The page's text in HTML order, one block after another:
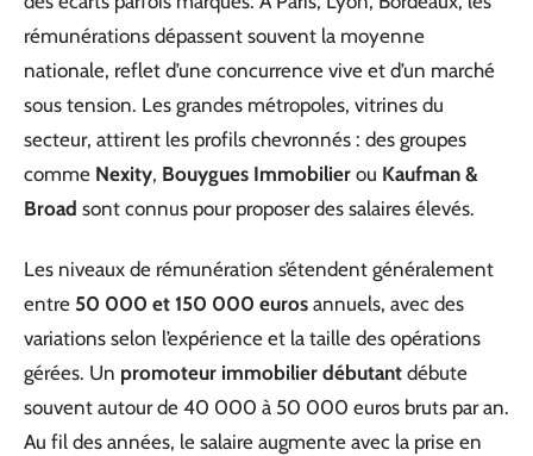
rémunérations dépassent souvent la moyenne
nationale, reflet d’une concurrence vive et d’un marché
sous tension. Les grandes métropoles, vitrines du
secteur, attirent les profils chevronnés : des groupes
comme Nexity, Bouygues Immobilier ou Kaufman &
Broad sont connus pour proposer des salaires élevés.
Les niveaux de rémunération s’étendent généralement
entre 50 000 et 150 000 euros annuels, avec des
variations selon l’expérience et la taille des opérations
gérées. Un promoteur immobilier débutant débute
souvent autour de 40 000 à 50 000 euros bruts par an.
Au fil des années, le salaire augmente avec la prise en